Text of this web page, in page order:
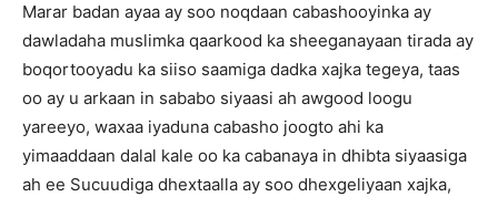
Marar badan ayaa ay soo noqdaan cabashooyinka ay
dawladaha muslimka qaarkood ka sheeganayaan tirada ay
boqortooyadu ka siiso saamiga dadka xajka tegeya, taas
oo ay u arkaan in sababo siyaasi ah awgood loogu
yareeyo, waxaa iyaduna cabasho joogto ahi ka
yimaaddaan dalal kale oo ka cabanaya in dhibta siyaasiga
ah ee Sucuudiga dhextaalla ay soo dhexgeliyaan xajka,